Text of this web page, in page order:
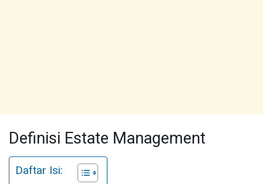
Definisi Estate Management
Daftar Isi: